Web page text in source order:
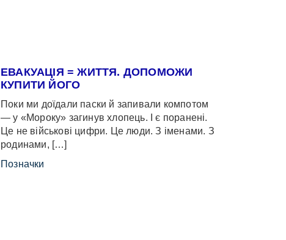
ЕВАКУАЦІЯ = ЖИТТЯ. ДОПОМОЖИ
КУПИТИ ЙОГО
Поки ми доїдали паски й запивали компотом
— у «Мороку» загинув хлопець. І є поранені.
Це не військові цифри. Це люди. З іменами. З
родинами, […]
Позначки